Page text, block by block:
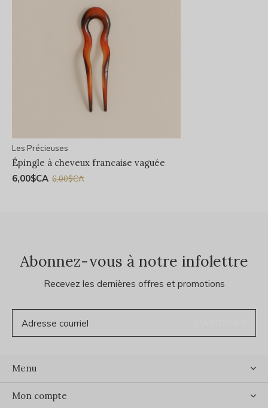
Les Précieuses
Épingle à cheveux francaise vaguée
6,00$CA 6,00$CA
Abonnez-vous à notre infolettre
Recevez les dernières offres et promotions
Menu
Mon compte